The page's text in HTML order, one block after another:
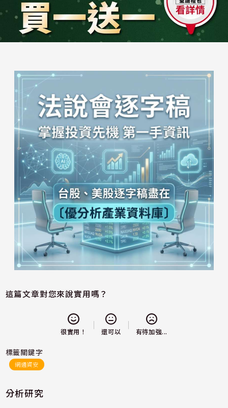
這篇文章對您來說實用嗎？
很實用！ 還可以 有待加強...
標籤關鍵字
網通資安
分析研究